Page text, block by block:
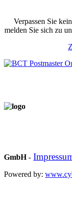
Verpassen Sie
melden Sie sich zu
GmbH-
Powered by: